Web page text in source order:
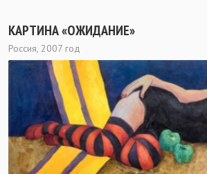
КАРТИНА «ОЖИДАНИЕ»
Россия, 2007 год